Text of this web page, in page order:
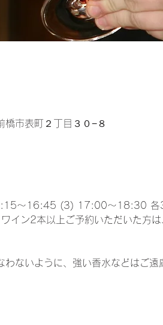
市表町２丁目３０−８
～16:45 (3) 17:00～18:30 各
イン2本以上ご予約いただいた方
ないように、強い香水などはご遠